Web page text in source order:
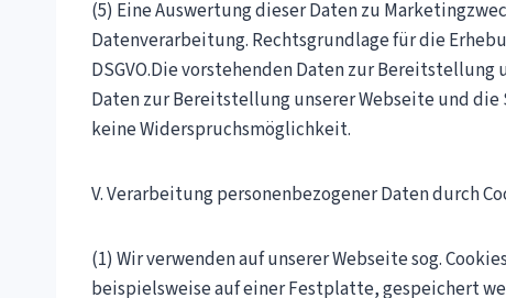
(5) Eine Auswertung dieser Daten zu
Datenverarbeitung. Rechtsgrundlage für die
DSGVO.Die vorstehenden Daten zur
Daten zur Bereitstellung unserer Webseite und
keine Widerspruchsmöglichkeit.
V. Verarbeitung personenbezogener Daten durch
(1) Wir verwenden auf unserer Webseite sog.
beispielsweise auf einer Festplatte, gespeichert